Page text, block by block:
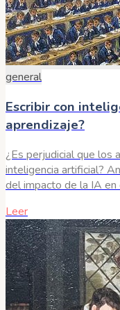
general
Escribir con
aprendizaje?
¿Es perjudicial que los
inteligencia artificial?
del impacto de la IA en
Leer